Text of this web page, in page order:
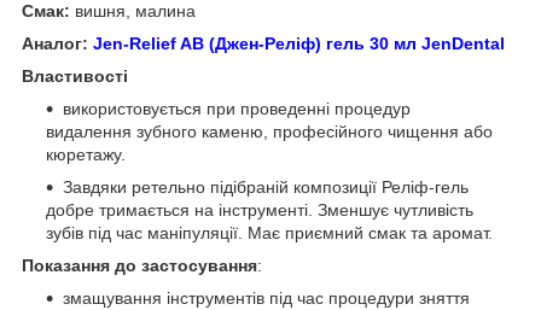
Смак: вишня, малина
Аналог: Jen-Relief AB (Джен-Реліф) гель 30 мл JenDental
Властивості
використовується при проведенні процедур
видалення зубного каменю, професійного чищення або
кюретажу.
Завдяки ретельно підібраній композиції Реліф-гель
добре тримається на інструменті. Зменшує чутливість
зубів під час маніпуляції. Має приємний смак та аромат.
Показання до застосування:
змащування інструментів під час процедури зняття